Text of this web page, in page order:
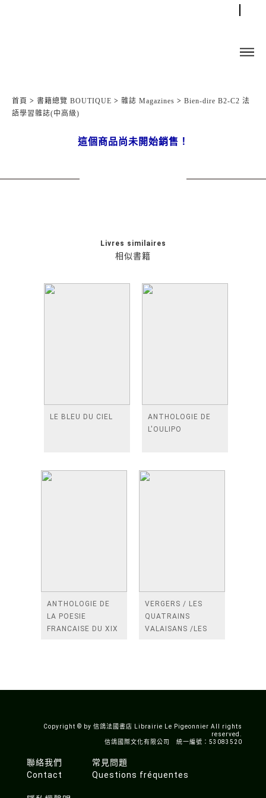
首頁 > 書籍總覽 BOUTIQUE > 雜誌 Magazines > Bien-dire B2-C2 法
語學習雜誌(中高級)
這個商品尚未開始銷售！
相似書籍
Livres similaires
LE BLEU DU CIEL
ANTHOLOGIE DE
L'OULIPO
ANTHOLOGIE DE
LA POESIE
FRANCAISE DU XIX
VERGERS / LES
QUATRAINS
VALAISANS /LES
Copyright © by 信鴿法國書店 Librairie Le Pigeonnier All rights
reserved.
信鴿國際文化有限公司 統一編號：53083520
聯絡我們
Contact
常見問題
Questions fréquentes